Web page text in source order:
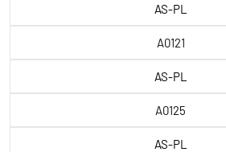
AS-PL
A0121
AS-PL
A0125
AS-PL